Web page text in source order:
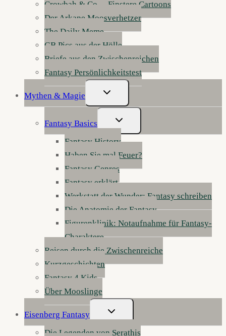
Crowbah & Co. – Finstere Cartoons
Der Arkane Moosverhetzer
The Daily Meme
GB Pics aus der Hölle
Briefe aus den Zwischenreichen
Fantasy Persönlichkeitstest
Mythen & Magie
Untermenü
Umschalten
Fantasy Basics
Untermenü
Umschalten
Fantasy History
Haben Sie mal Feuer?
Fantasy Genres
Fantasy erklärt
Werkstatt der Wunder: Fantasy schreiben
Die Anatomie der Fantasy
Figurenklinik: Notaufnahme für Fantasy-
Charaktere
Reisen durch die Zwischenreiche
Kurzgeschichten
Fantasy 4 Kids
Über Mooslinge
Eisenberg Fantasy
Untermenü
Umschalten
Die Legenden von Serathis